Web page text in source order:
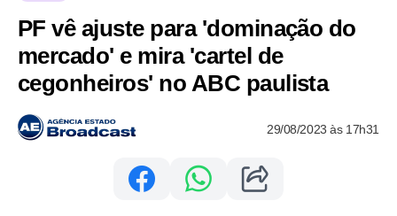
PF vê ajuste para 'dominação do
mercado' e mira 'cartel de
cegonheiros' no ABC paulista
29/08/2023 às 17h31